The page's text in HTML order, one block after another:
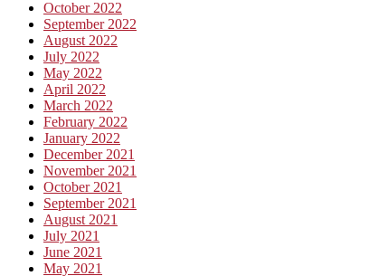
October 2022
September 2022
August 2022
July 2022
May 2022
April 2022
March 2022
February 2022
January 2022
December 2021
November 2021
October 2021
September 2021
August 2021
July 2021
June 2021
May 2021